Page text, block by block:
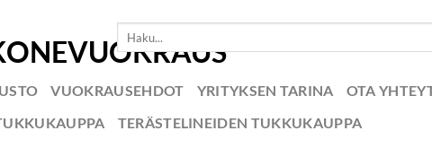
VUOKRAUSEHDOT YRITYKSEN TARINA OTA
TERÄSTELINEIDEN TUKKUKAUPPA